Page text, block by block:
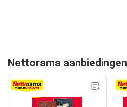
Nettorama aanbiedingen